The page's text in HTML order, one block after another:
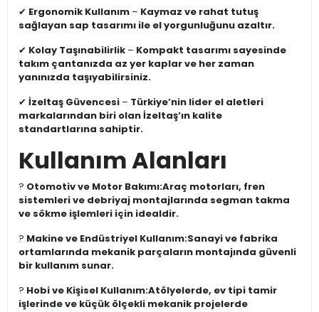
✔ Ergonomik Kullanım – Kaymaz ve rahat tutuş
sağlayan sap tasarımı ile el yorgunluğunu azaltır.
✔ Kolay Taşınabilirlik – Kompakt tasarımı sayesinde
takım çantanızda az yer kaplar ve her zaman
yanınızda taşıyabilirsiniz.
✔ İzeltaş Güvencesi – Türkiye’nin lider el aletleri
markalarından biri olan İzeltaş’ın kalite
standartlarına sahiptir.
Kullanım Alanları
? Otomotiv ve Motor Bakımı:Araç motorları, fren
sistemleri ve debriyaj montajlarında segman takma
ve sökme işlemleri için idealdir.
? Makine ve Endüstriyel Kullanım:Sanayi ve fabrika
ortamlarında mekanik parçaların montajında güvenli
bir kullanım sunar.
? Hobi ve Kişisel Kullanım:Atölyelerde, ev tipi tamir
işlerinde ve küçük ölçekli mekanik projelerde